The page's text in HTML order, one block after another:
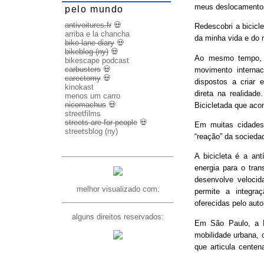
meus
Redescobri a
da minha vida e do
Ao mesmo
movimento
dispostos a criar
direta na
Bicicletada que
Em muitas
“reação” da
A bicicleta é a
energia para o
desenvolve
permite a
oferecidas pelo
Em São Paulo, a
mobilidade urbana,
que articula
pelo mundo
antivoitures.fr 💀
arriba e la chancha
bike lane diary 💀
bikeblog (ny) 💀
bikescape podcast
carbusters 💀
carectomy 💀
kinokast
menos um carro
nicomachus 💀
streetfilms
streets are for people 💀
streetsblog (ny)
melhor visualizado com:
alguns direitos reservados: